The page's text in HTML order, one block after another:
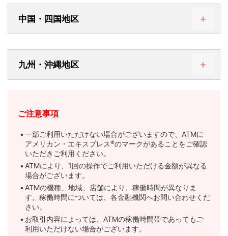
大垣共立銀行
名古屋銀行
中国・四国地区
九州・沖縄地区
ご注意事項
一部ご利用いただけない場合がございますので、ATMに
アメリカン・エキスプレス®のマークがあることをご確認
いただきご利用ください。
ATMにより、1回の操作でご利用いただける金額が異なる
場合がございます。
ATMの機種、地域、店舗により、稼働時間が異なりま
す。稼働時間については、各金融機関へお問い合わせくだ
さい。
お取引内容によっては、ATMの稼働時間帯であってもご
利用いただけない場合がございます。